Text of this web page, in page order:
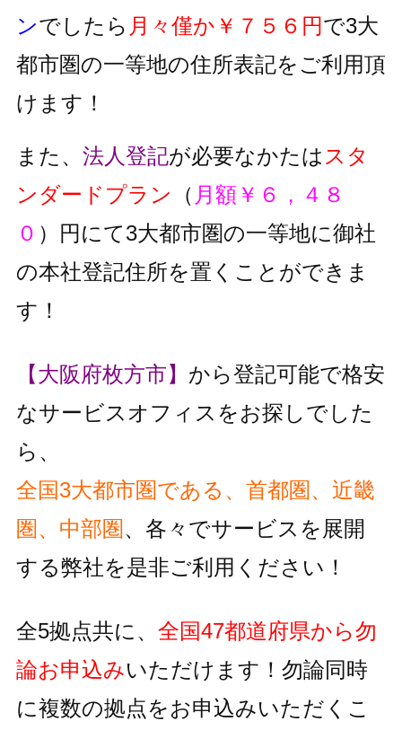
ンでしたら 月々僅か￥７５６円で3大
都市圏の一等地の住所表記をご利用頂
けます！
また、 法人登記が必要なかたは スタ
ンダードプラン
（ 月額￥６，４８
０ ）円にて3大都市圏の一等地に御社
の本社登記住所を置くことができま
す！
【大阪府枚方市】 から登記可能で格安
なサービスオフィスをお探しでした
ら、
全国3大都市圏である、首都圏、近畿
圏、中部圏、各々でサービスを 展開
する弊社を是非ご利用ください！
全5拠点共に、 全国47都道府県から勿
論お申込みいただけます！ 勿論同時
に複数の拠点をお申込みいただくこ